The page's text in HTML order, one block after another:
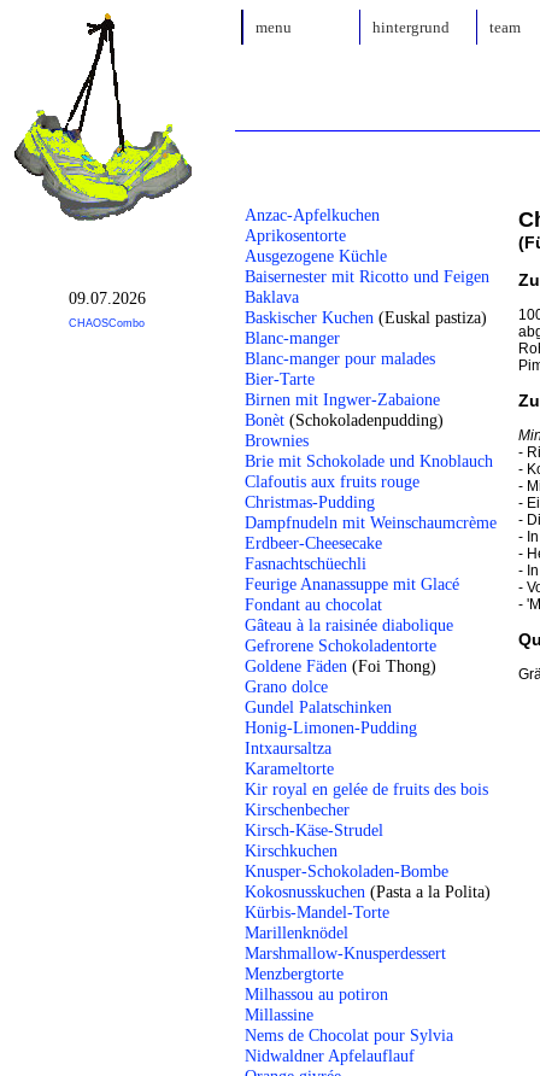
-
-
-
-
-
-
-
-
-
-
Anzac-Apfelkuchen
Aprikosentorte
Ausgezogene Küchle
Baisernester mit Ricotto und Feigen
Baklava
Baskischer Kuchen (Euskal pastiza)
Blanc-manger
Blanc-manger pour malades
Bier-Tarte
Birnen mit Ingwer-Zabaione
Bonèt (Schokoladenpudding)
Brownies
Brie mit Schokolade und Knoblauch
Clafoutis aux fruits rouge
Christmas-Pudding
Dampfnudeln mit Weinschaumcrème
Erdbeer-Cheesecake
Fasnachtschüechli
Feurige Ananassuppe mit Glacé
Fondant au chocolat
Gâteau à la raisinée diabolique
Gefrorene Schokoladentorte
Goldene Fäden (Foi Thong)
Grano dolce
Gundel Palatschinken
Honig-Limonen-Pudding
Intxaursaltza
Karameltorte
Kir royal en gelée de fruits des bois
Kirschenbecher
Kirsch-Käse-Strudel
Kirschkuchen
Knusper-Schokoladen-Bombe
Kokosnusskuchen (Pasta a la Polita)
Kürbis-Mandel-Torte
Marillenknödel
Marshmallow-Knusperdessert
Menzbergtorte
Milhassou au potiron
Millassine
Nems de Chocolat pour Sylvia
Nidwaldner Apfelauflauf
09.07.2026
CHAOSCombo
menu hintergrund team